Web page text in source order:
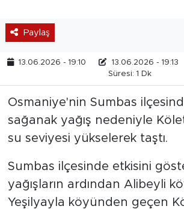
Paylaş
13.06.2026 - 19:10 13.06.2026 - 19:13
Süresi: 1 Dk
Osmaniye'nin Sumbas
sağanak yağış nedeniyle
su seviyesi yükselerek taştı.
Sumbas ilçesinde etkisini
yağışların ardından Alibeyli
Yeşilyayla köyünden geçen